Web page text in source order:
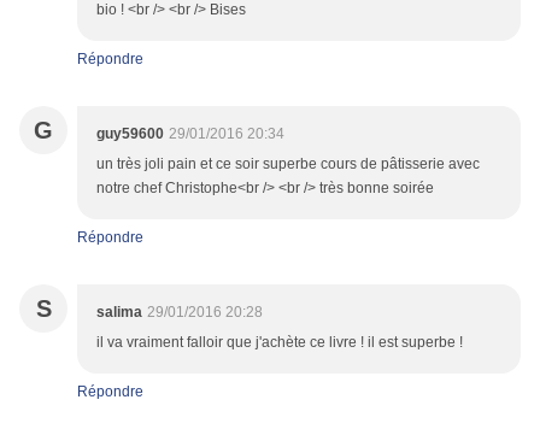
bio ! <br /> <br /> Bises
Répondre
G guy59600 29/01/2016 20:34
un très joli pain et ce soir superbe cours de pâtisserie avec
notre chef Christophe<br /> <br /> très bonne soirée
Répondre
S salima 29/01/2016 20:28
il va vraiment falloir que j'achète ce livre ! il est superbe !
Répondre